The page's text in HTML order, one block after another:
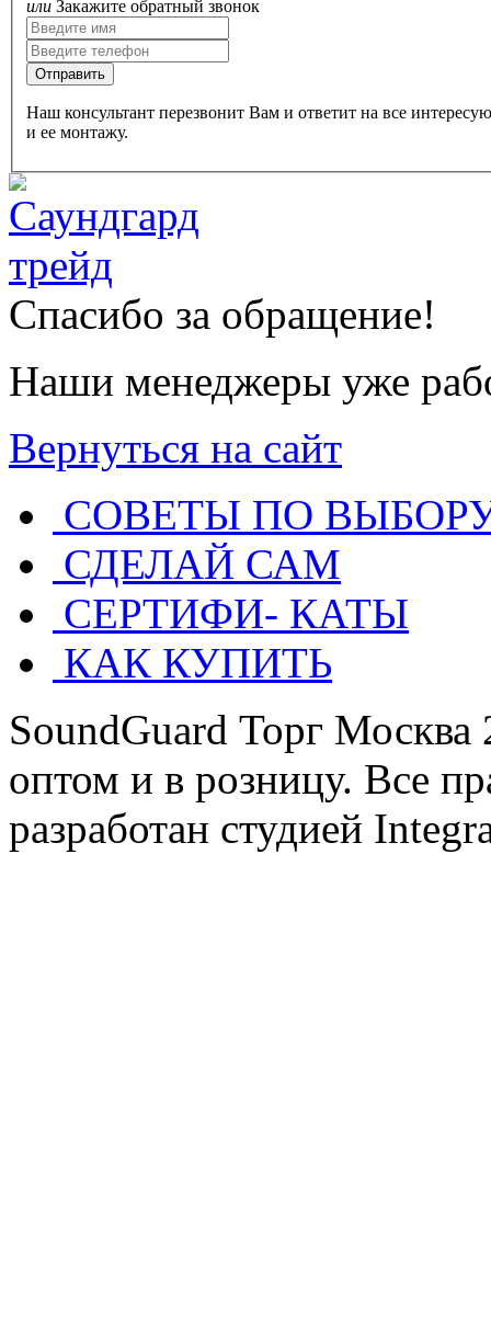
или Закажите обратный звонок
Наш консультант перезвонит Вам и ответит на все
и ее монтажу.
Спасибо за обращение!
Наши менеджеры уже
Вернуться на сайт
СОВЕТЫ ПО
СДЕЛАЙ САМ
СЕРТИФИ- КАТЫ
КАК КУПИТЬ
SoundGuard Торг
оптом и в розницу. Все
разработан студией